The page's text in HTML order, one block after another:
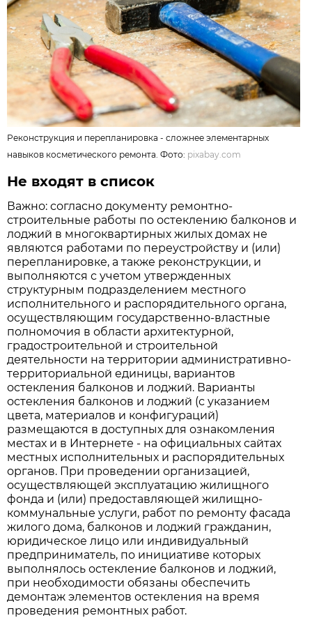
Реконструкция и перепланировка - сложнее элементарных
навыков косметического ремонта. Фото: pixabay.com
Не входят в список
Важно: согласно документу ремонтно-
строительные работы по остеклению балконов и
лоджий в многоквартирных жилых домах не
являются работами по переустройству и (или)
перепланировке, а также реконструкции, и
выполняются с учетом утвержденных
структурным подразделением местного
исполнительного и распорядительного органа,
осуществляющим государственно-властные
полномочия в области архитектурной,
градостроительной и строительной
деятельности на территории административно-
территориальной единицы, вариантов
остекления балконов и лоджий. Варианты
остекления балконов и лоджий (с указанием
цвета, материалов и конфигураций)
размещаются в доступных для ознакомления
местах и в Интернете - на официальных сайтах
местных исполнительных и распорядительных
органов. При проведении организацией,
осуществляющей эксплуатацию жилищного
фонда и (или) предоставляющей жилищно-
коммунальные услуги, работ по ремонту фасада
жилого дома, балконов и лоджий гражданин,
юридическое лицо или индивидуальный
предприниматель, по инициативе которых
выполнялось остекление балконов и лоджий,
при необходимости обязаны обеспечить
демонтаж элементов остекления на время
проведения ремонтных работ.